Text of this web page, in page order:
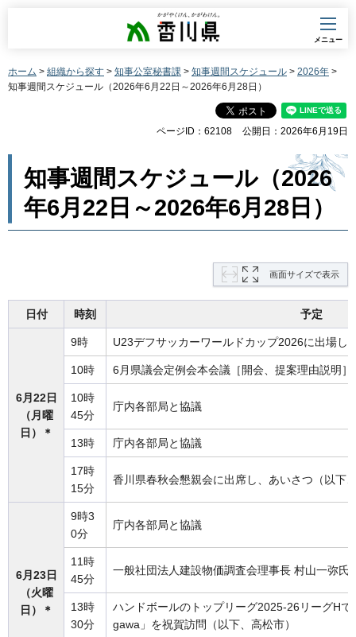
香川県
メニュー
ホーム > 組織から探す > 知事公室秘書課 > 知事週間スケジュール > 2026年 >
知事週間スケジュール（2026年6月22日～2026年6月28日）
ページID：62108 公開日：2026年6月19日
知事週間スケジュール（2026
年6月22日～2026年6月28日）
画面サイズで表示
日付 時刻 予定
6月22日
（月曜
日）＊
9時 U23デフサッカーワールドカップ2026に出場し
10時 6月県議会定例会本会議［開会、提案理由説明］
10時
45分
庁内各部局と協議
13時 庁内各部局と協議
17時
15分
香川県春秋会懇親会に出席し、あいさつ（以下
6月23日
（火曜
日）＊
9時3
0分
庁内各部局と協議
11時
45分
一般社団法人建設物価調査会理事長 村山一弥氏
13時
30分
ハンドボールのトップリーグ2025-26リーグH
gawa」を祝賀訪問（以下、高松市）